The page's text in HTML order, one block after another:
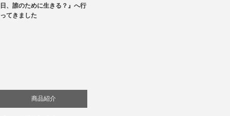
書評・読書の引き出し
日、誰のために生きる？』へ行
ってきました
商品紹介